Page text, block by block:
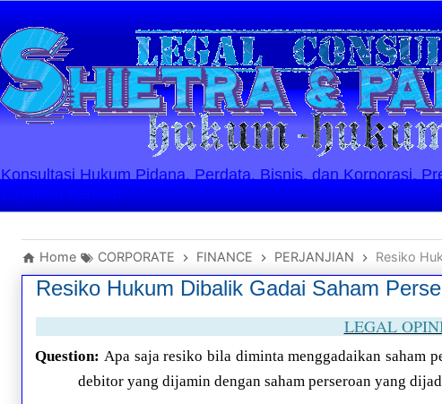
Konsultasi Hukum Pidana, Perdata, Bisnis, dan Korporasi.
Layanan Berlaku
Home CORPORATE FINANCE PERJANJIAN Resiko
Resiko Hukum Dibalik Gadai Saham
LEGAL
Question: Apa saja resiko bila diminta menggadaikan saham
debitor yang dijamin dengan saham perseroan yang